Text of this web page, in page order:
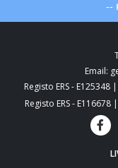
--
Email:
Registo ERS -
Registo ERS -